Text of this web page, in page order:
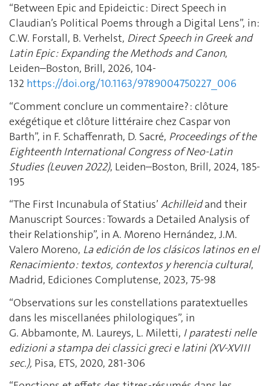
“Between Epic and Epideictic : Direct Speech in
Claudian’s Political Poems through a Digital Lens”, in:
C.W. Forstall, B. Verhelst, Direct Speech in Greek and
Latin Epic : Expanding the Methods and Canon,
Leiden–Boston, Brill, 2026, 104-
132 https://doi.org/10.1163/9789004750227_006
“Comment conclure un commentaire?: clôture
exégétique et clôture littéraire chez Caspar von
Barth”, in F. Schaffenrath, D. Sacré, Proceedings of the
Eighteenth International Congress of Neo-Latin
Studies (Leuven 2022), Leiden–Boston, Brill, 2024, 185-
195​​
“The First Incunabula of Statius’ Achilleidand their
Manuscript Sources : Towards a Detailed Analysis of
their Relationship”, in A. Moreno Hernández, J.M.
Valero Moreno, La edición de los clásicos latinos en el
Renacimiento : textos, contextos y herencia cultural,
Madrid, Ediciones Complutense, 2023, 75-98
“Observations sur les constellations paratextuelles
dans les miscellanées philologiques”, in
G. Abbamonte, M. Laureys, L. Miletti, I paratesti nelle
edizioni a stampa dei classici greci e latini (XV-XVIII
sec.), Pisa, ETS, 2020, 281-306